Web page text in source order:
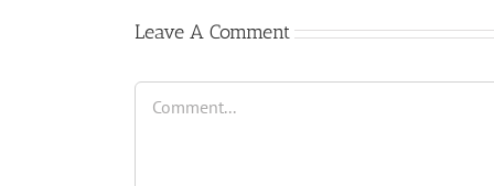
Leave A Comment
Comment